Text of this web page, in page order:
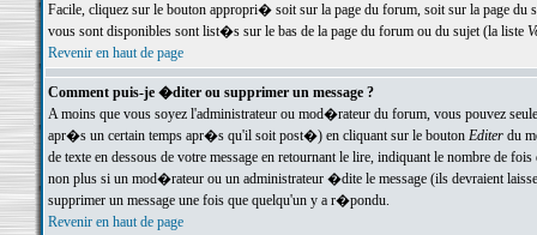
Facile, cliquez sur le bouton appropri� soit sur la page du forum, soit sur la page du
vous sont disponibles sont list�s sur le bas de la page du forum ou du sujet (la liste
Revenir en haut de page
Comment puis-je �diter ou supprimer un message ?
A moins que vous soyez l'administrateur ou mod�rateur du forum, vous pouvez
apr�s un certain temps apr�s qu'il soit post�) en cliquant sur le bouton Editerdu
de texte en dessous de votre message en retournant le lire, indiquant le nombre
non plus si un mod�rateur ou un administrateur �dite le message (ils devraient
supprimer un message une fois que quelqu'un y a r�pondu.
Revenir en haut de page